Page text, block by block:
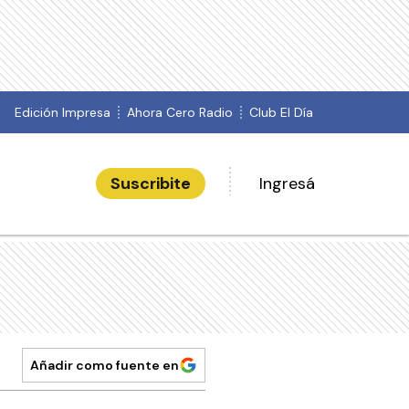
Edición Impresa Ahora Cero Radio Club El Día
Suscribite Ingresá
Añadir como fuente en